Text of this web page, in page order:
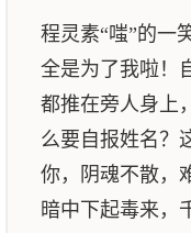
程灵素“嗤”的一
全是为了我啦！
都推在旁人身上
么要自报姓名？
你，阴魂不散，
暗中下起毒来，